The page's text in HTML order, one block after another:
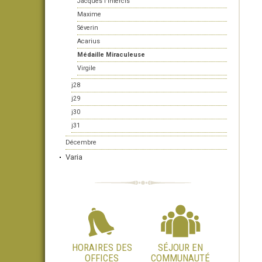
Maxime
Séverin
Acarius
Médaille Miraculeuse
Virgile
j28
j29
j30
j31
Décembre
Varia
HORAIRES DES
OFFICES
SÉJOUR EN
COMMUNAUTÉ